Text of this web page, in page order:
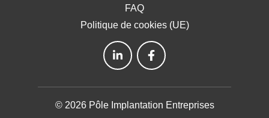
FAQ
Politique de cookies (UE)
© 2026 Pôle Implantation Entreprises